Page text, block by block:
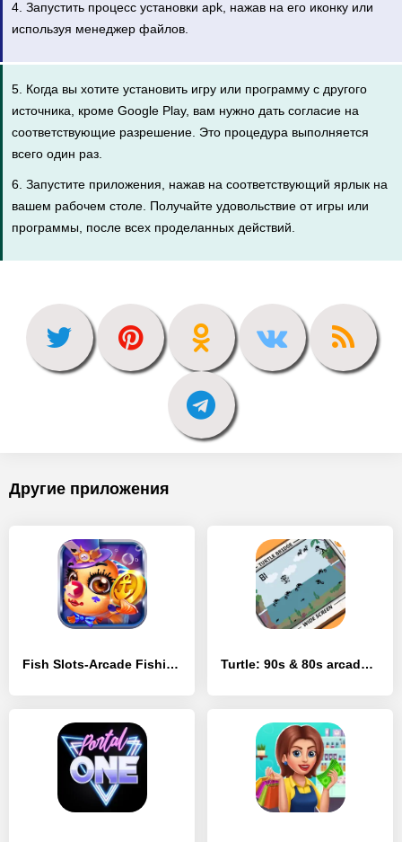
4. Запустить процесс установки apk, нажав на его иконку или
используя менеджер файлов.
5. Когда вы хотите установить игру или программу с другого
источника, кроме Google Play, вам нужно дать согласие на
соответствующие разрешение. Это процедура выполняется
всего один раз.
6. Запустите приложения, нажав на соответствующий ярлык на
вашем рабочем столе. Получайте удовольствие от игры или
программы, после всех проделанных действий.
Другие приложения
Fish Slots-Arcade Fishing Game - [MOD Бесконечные монеты] Turtle: 90s & 80s arcade games - [MOD Бесконечные монеты]